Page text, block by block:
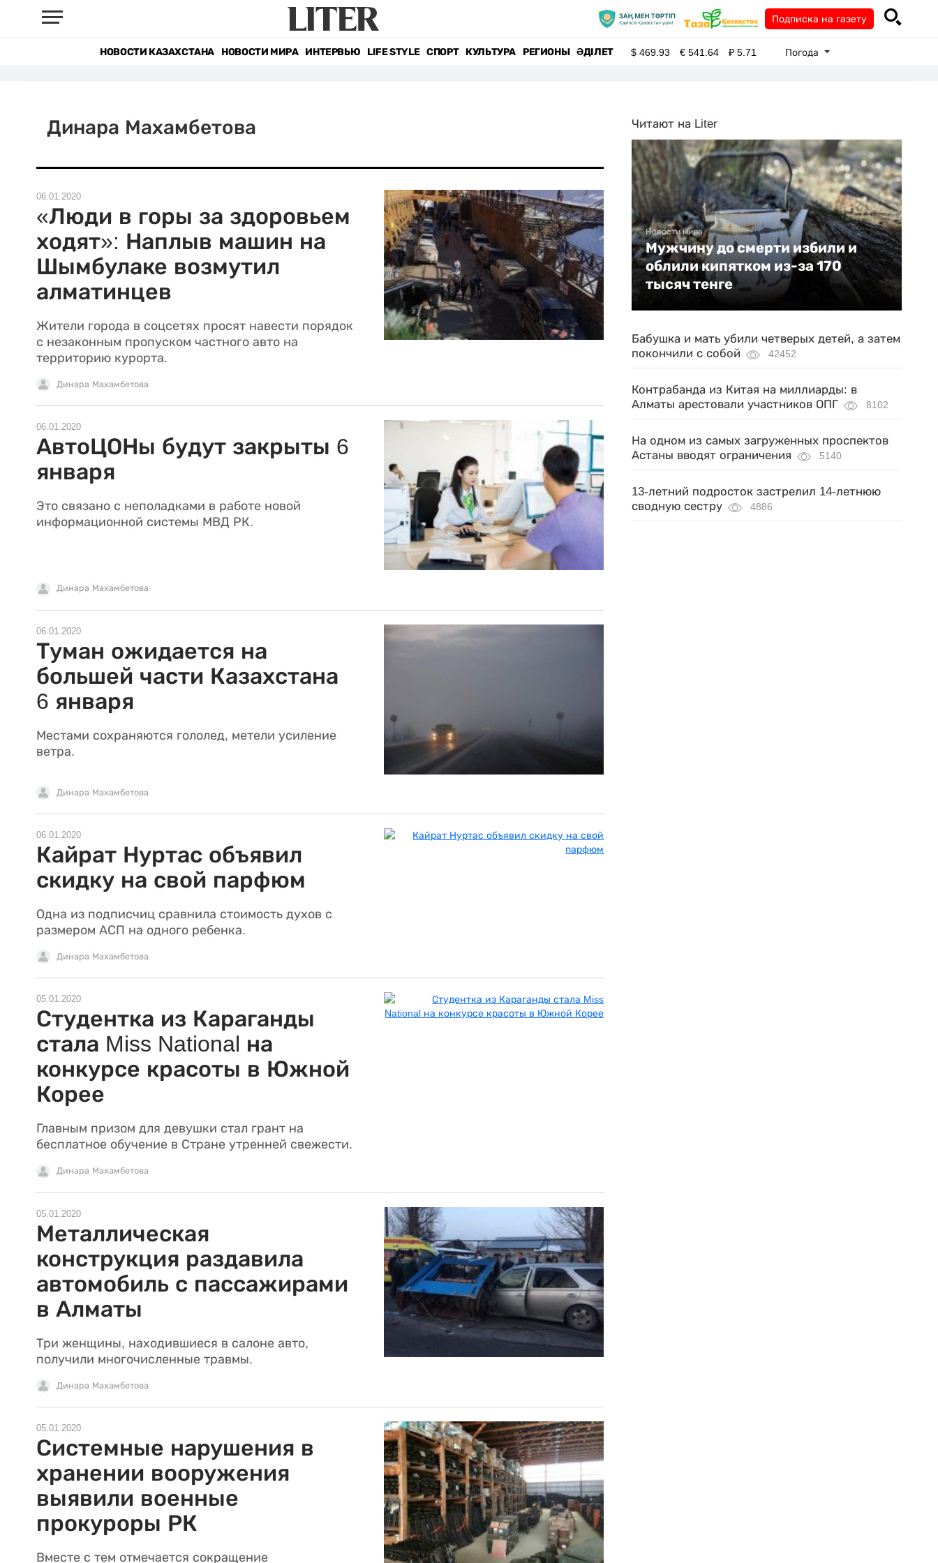
Подписка на газету
НОВОСТИ КАЗАХСТАНА НОВОСТИ МИРА ИНТЕРВЬЮ LIFE STYLE СПОРТ КУЛЬТУРА РЕГИОНЫ ӘДІЛЕТ $469.93 €541.64 ₽5.71 Погода
Динара Махамбетова
06.01.2020
«Люди в горы за здоровьем
ходят»: Наплыв машин на
Шымбулаке возмутил
алматинцев
Жители города в соцсетях просят навести порядок
с незаконным пропуском частного авто на
территорию курорта.
Динара Махамбетова
06.01.2020
АвтоЦОНы будут закрыты 6
января
Это связано с неполадками в работе новой
информационной системы МВД РК.
Динара Махамбетова
06.01.2020
Туман ожидается на
большей части Казахстана
6 января
Местами сохраняются гололед, метели усиление
ветра.
Динара Махамбетова
06.01.2020
Кайрат Нуртас объявил
скидку на свой парфюм
Одна из подписчиц сравнила стоимость духов с
размером АСП на одного ребенка.
Динара Махамбетова
05.01.2020
Студентка из Караганды
стала Miss National на
конкурсе красоты в Южной
Корее
Главным призом для девушки стал грант на
бесплатное обучение в Стране утренней свежести.
Динара Махамбетова
05.01.2020
Металлическая
конструкция раздавила
автомобиль с пассажирами
в Алматы
Три женщины, находившиеся в салоне авто,
получили многочисленные травмы.
Динара Махамбетова
05.01.2020
Системные нарушения в
хранении вооружения
выявили военные
прокуроры РК
Вместе с тем отмечается сокращение
Читают на Liter
Новости мира
Мужчину до смерти избили и
облили кипятком из-за 170
тысяч тенге
Бабушка и мать убили четверых детей, а затем
покончили с собой
42452
Контрабанда из Китая на миллиарды: в
Алматы арестовали участников ОПГ
8102
На одном из самых загруженных проспектов
Астаны вводят ограничения
5140
13-летний подросток застрелил 14-летнюю
сводную сестру
4886